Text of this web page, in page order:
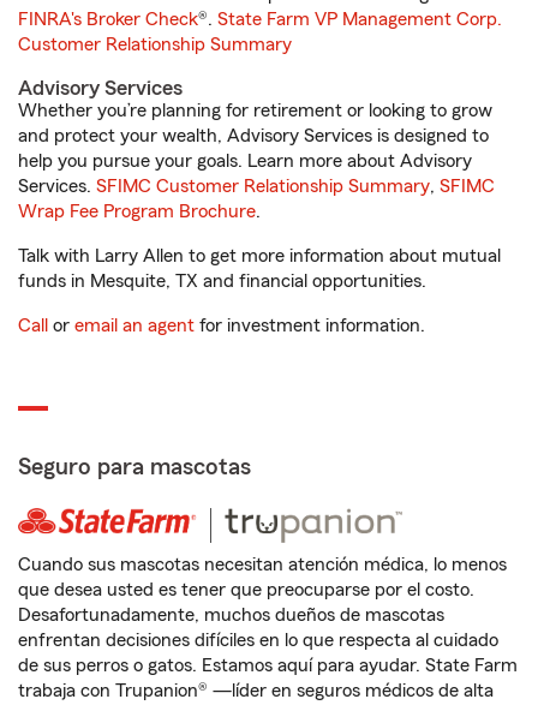
FINRA's Broker Check®. State Farm VP Management Corp.
Customer Relationship Summary
Advisory Services
Whether you’re planning for retirement or looking to grow
and protect your wealth, Advisory Services is designed to
help you pursue your goals. Learn more about Advisory
Services. SFIMC Customer Relationship Summary, SFIMC
Wrap Fee Program Brochure.
Talk with Larry Allen to get more information about mutual
funds in Mesquite, TX and financial opportunities.
Call or email an agent for investment information.
Seguro para mascotas
Cuando sus mascotas necesitan atención médica, lo menos
que desea usted es tener que preocuparse por el costo.
Desafortunadamente, muchos dueños de mascotas
enfrentan decisiones difíciles en lo que respecta al cuidado
de sus perros o gatos. Estamos aquí para ayudar. State Farm
trabaja con Trupanion® —líder en seguros médicos de alta